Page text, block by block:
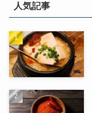
人気記事